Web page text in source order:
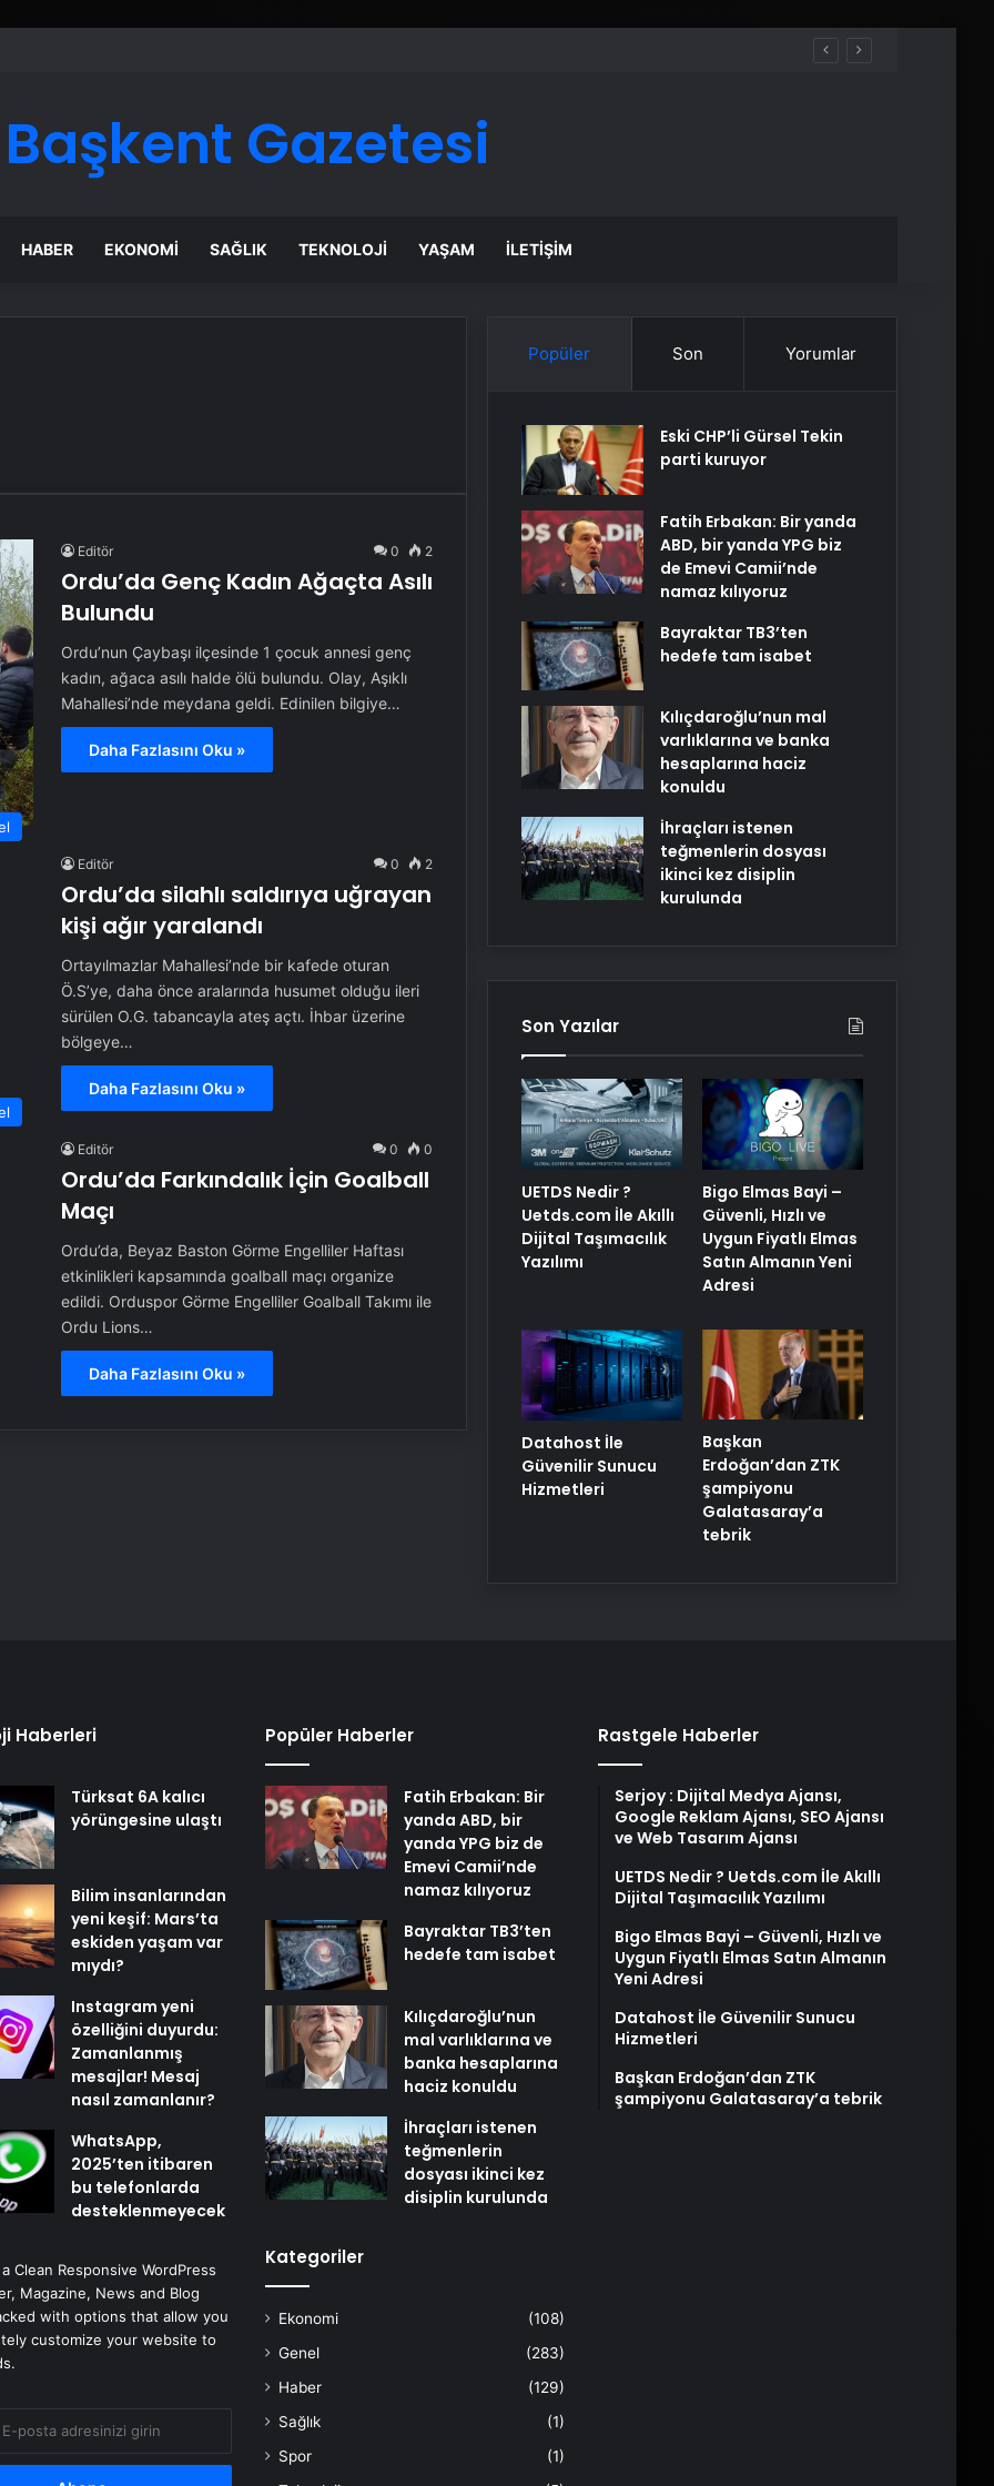
Başkent Gazetesi
HABER EKONOMI SAĞLIK TEKNOLOJI YAŞAM İLETIŞIM
Editör 0 2
Ordu’da Genç Kadın Ağaçta Asılı
Bulundu
Ordu’nun Çaybaşı ilçesinde 1 çocuk annesi genç
kadın, ağaca asılı halde ölü bulundu. Olay, Aşıklı
Mahallesi’nde meydana geldi. Edinilen bilgiye…
Daha Fazlasını Oku »
Editör 0 2
Ordu’da silahlı saldırıya uğrayan
kişi ağır yaralandı
Ortayılmazlar Mahallesi’nde bir kafede oturan
Ö.S’ye, daha önce aralarında husumet olduğu ileri
sürülen O.G. tabancayla ateş açtı. İhbar üzerine
bölgeye…
Daha Fazlasını Oku »
Editör 0 0
Ordu’da Farkındalık İçin Goalball
Maçı
Ordu’da, Beyaz Baston Görme Engelliler Haftası
etkinlikleri kapsamında goalball maçı organize
edildi. Orduspor Görme Engelliler Goalball Takımı ile
Ordu Lions…
Daha Fazlasını Oku »
Popüler Son Yorumlar
Eski CHP’li Gürsel Tekin
parti kuruyor
Fatih Erbakan: Bir yanda
ABD, bir yanda YPG biz
de Emevi Camii’nde
namaz kılıyoruz
Bayraktar TB3’ten
hedefe tam isabet
Kılıçdaroğlu’nun mal
varlıklarına ve banka
hesaplarına haciz
konuldu
İhraçları istenen
teğmenlerin dosyası
ikinci kez disiplin
kurulunda
Son Yazılar
UETDS Nedir ?
Uetds.com İle Akıllı
Dijital Taşımacılık
Yazılımı
Bigo Elmas Bayi –
Güvenli, Hızlı ve
Uygun Fiyatlı Elmas
Satın Almanın Yeni
Adresi
Datahost İle
Güvenilir Sunucu
Hizmetleri
Başkan
Erdoğan’dan ZTK
şampiyonu
Galatasaray’a
tebrik
Haberleri
Türksat 6A kalıcı
yörüngesine ulaştı
Bilim insanlarından
yeni keşif: Mars’ta
eskiden yaşam var
mıydı?
Instagram yeni
özelliğini duyurdu:
Zamanlanmış
mesajlar! Mesaj
nasıl zamanlanır?
WhatsApp,
2025’ten itibaren
bu telefonlarda
desteklenmeyecek
Clean Responsive WordPress
Magazine, News and Blog
with options that allow you
customize your website to
Popüler Haberler
Fatih Erbakan: Bir
yanda ABD, bir
yanda YPG biz de
Emevi Camii’nde
namaz kılıyoruz
Bayraktar TB3’ten
hedefe tam isabet
Kılıçdaroğlu’nun
mal varlıklarına ve
banka hesaplarına
haciz konuldu
İhraçları istenen
teğmenlerin
dosyası ikinci kez
disiplin kurulunda
Kategoriler
Ekonomi
(108)
Genel
(283)
Haber
(129)
Sağlık
(1)
Spor
(1)
Rastgele Haberler
Serjoy : Dijital Medya Ajansı,
Google Reklam Ajansı, SEO Ajansı
ve Web Tasarım Ajansı
UETDS Nedir ? Uetds.com İle Akıllı
Dijital Taşımacılık Yazılımı
Bigo Elmas Bayi – Güvenli, Hızlı ve
Uygun Fiyatlı Elmas Satın Almanın
Yeni Adresi
Datahost İle Güvenilir Sunucu
Hizmetleri
Başkan Erdoğan’dan ZTK
şampiyonu Galatasaray’a tebrik